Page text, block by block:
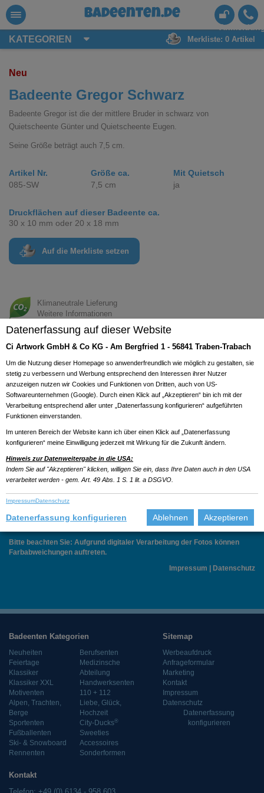
badeenten.de
KATEGORIEN Merkliste: 0 Artikel
Neu
Badeente Gregor Schwarz
Badeente Gregor ist die der mittlere Bruder in schwarz von
Quietscheente Günter und Quietscheente Eugen.
Seine Größe beträgt auch 7,5 cm.
Artikel Nr.
085-SW
Größe ca.
7,5 cm
Mit Quietsch
ja
Druckflächen auf dieser Badeente ca.
30 x 10 mm oder 20 x 18 mm
Auf die Merkliste setzen
Klimaneutrale Lieferung
Weitere Informationen
Previous
Bitte beachten Sie: Aufgrund digitaler Verarbeitung der Fotos können
Farbabweichungen auftreten.
Impressum
Datenschutz
Badeenten Kategorien
Neuheiten
Feiertage
Klassiker
Klassiker XXL
Motiventen
Alpen, Trachten,
Berge
Sportenten
Fußballenten
Ski- & Snowboard
Rennenten
Berufsenten
Medizinsche
Abteilung
Handwerksenten
110 + 112
Liebe, Glück,
Hochzeit
City-Ducks®
Sweeties
Accessoires
Sonderformen
Sitemap
Werbeaufdruck
Anfrageformular
Marketing
Kontakt
Impressum
Datenschutz
Datenerfassung
konfigurieren
Kontakt
Datenerfassung auf dieser Website
Ci Artwork GmbH & Co KG - Am Bergfried 1 - 56841 Traben-Trabach
Um die Nutzung dieser Homepage so anwenderfreundlich wie möglich zu gestalten, sie
stetig zu verbessern und Werbung entsprechend den Interessen ihrer Nutzer
anzuzeigen nutzen wir Cookies und Funktionen von Dritten, auch von US-
Softwareunternehmen (Google). Durch einen Klick auf „Akzeptieren“ bin ich mit der
Verarbeitung entsprechend aller unter „Datenerfassung konfigurieren“ aufgeführten
Funktionen einverstanden.
Im unteren Bereich der Website kann ich über einen Klick auf „Datenerfassung
konfigurieren“ meine Einwilligung jederzeit mit Wirkung für die Zukunft ändern.
Hinweis zur Datenweitergabe in die USA:
Indem Sie auf "Akzeptieren" klicken, willigen Sie ein, dass Ihre Daten auch in den USA
verarbeitet werden - gem. Art. 49 Abs. 1 S. 1 lit. a DSGVO.
ImpressumDatenschutz
Datenerfassung konfigurieren Ablehnen Akzeptieren